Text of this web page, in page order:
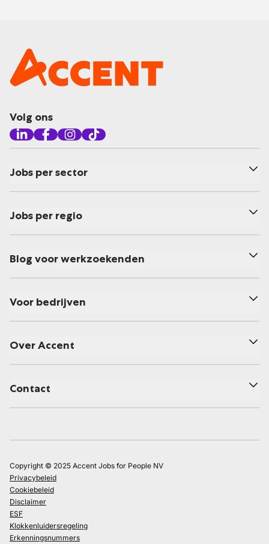
Volg ons
Jobs per sector
Jobs per regio
Blog voor werkzoekenden
Voor bedrijven
Over Accent
Contact
Copyright © 2025 Accent Jobs for People NV
Privacybeleid
Cookiebeleid
Disclaimer
ESF
Klokkenluidersregeling
Erkenningsnummers